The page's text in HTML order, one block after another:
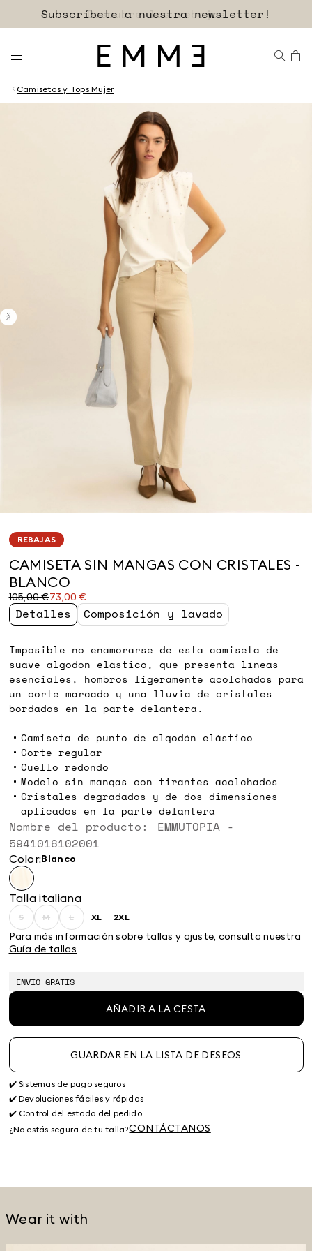
Descubre las rebajas
Camisetas y Tops Mujer
REBAJAS
CAMISETA SIN MANGAS CON CRISTALES -
BLANCO
105,00 €73,00 €
Precio
original
105,00
Precio
actual
73,00
Detalles Composición y lavado
Imposible no enamorarse de esta camiseta de
suave algodón elástico, que presenta líneas
esenciales, hombros ligeramente acolchados para
un corte marcado y una lluvia de cristales
bordados en la parte delantera.
Camiseta de punto de algodón elástico
Corte regular
Cuello redondo
Modelo sin mangas con tirantes acolchados
Cristales degradados y de dos dimensiones
aplicados en la parte delantera
Nombre del producto: EMMUTOPIA -
5941016102001
Color: blanco
Talla italiana
SSize:
S
MSize:
M
LSize:
L
XLSize:
XL
2XL
Size:
2XL
Para más información sobre tallas y ajuste, consulta nuestra
Guía de tallas
ENVIO GRATIS
AÑADIR A LA CESTA
GUARDAR EN LA LISTA DE DESEOS
✔️ Sistemas de pago seguros
✔️ Devoluciones fáciles y rápidas
✔️ Control del estado del pedido
¿No estás segura de tu talla?CONTÁCTANOS
Wear it with